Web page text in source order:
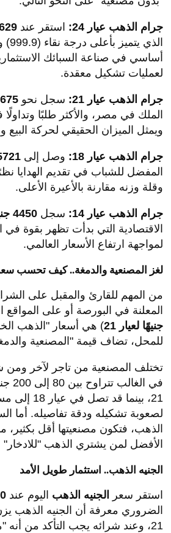
جرام الذهب عيار 24: استقر عند 7629
الذي
أساسي في صناعة السبائك
لعمليات تشكيل معقدة.
جرام الذهب عيار 21: سجل نحو 6675
الملك في مصر، والأكثر طلبًا
ويمثل الميزان الحقيقي لحركة البيع
جرام الذهب عيار 18: وصل إلى 5721
المفضل للشباب في تقديم الهدايا
وقلة وزنه مقارنة بالأعيرة الأعلى.
جرام الذهب عيار 14: سجل 4450 جنيهًا
الاقتصادية التي بدأت تظهر بقوة
لمواجهة ارتفاع الأسعار العالمي.
لغز المصنعية والدمغة.. كيف تحسب
من المهم للقارئ والمقبل على
المعلنة في البورصة أو على المواقع
جنيهًا لعيار 21
) هي أسعار "الذهب
للمحل، تضاف قيمة "المصنعية
تختلف المصنعية من تاجر لآخر ومن
في
21، بينما
لصعوبة تشكيله ودقة تفاصيله. أما
الذهب، فتكون مصنعيتها أقل بكثير،
الأفضل لمن يشتري الذهب "للادخار"
الجنيه الذهب.. استثمار طويل الأمد
استقر سعر الجنيه الذهب اليوم عند
21، وعند شرائه يجب التأكد من